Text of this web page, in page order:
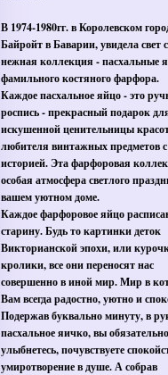
В 1974-1980гг. в Королевском
Байройт в Баварии, увидела свет
нежная коллекция - пасхальные
фамильного костяного фарфора.
Каждое пасхальное яйцо - это
роспись - прекрасный подарок
искушенной ценительницы
любителя винтажных предметов с
историей. Эта фарфоровая
особая атмосфера светлого
вашем уютном доме.
Каждое фарфоровое яйцо
старину. Будь то картинки деток
Викторианской эпохи, или
кролики, все они переносят нас
совершенно в иной мир. Мир в
Вам всегда радостно, уютно и
Подержав буквально минуту, в
пасхальное яичко, вы обязательно
улыбнетесь, почувствуете
умиротворение в душе. А собрав